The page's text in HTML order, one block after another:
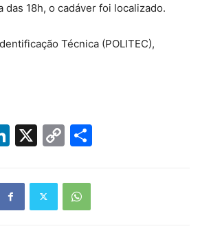
das 18h, o cadáver foi localizado.
Técnica (POLITEC),
LinkedIn
X
Copy